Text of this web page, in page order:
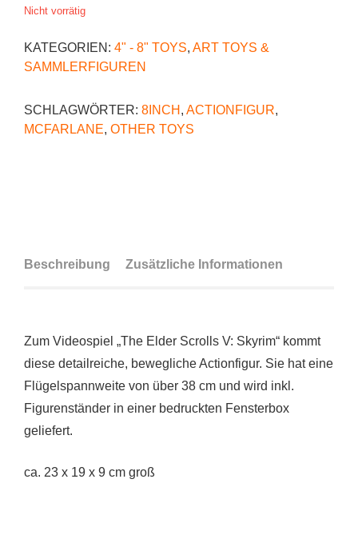
Nicht vorrätig
KATEGORIEN: 4" - 8" TOYS, ART TOYS &
SAMMLERFIGUREN
SCHLAGWÖRTER: 8INCH , ACTIONFIGUR,
MCFARLANE, OTHER TOYS
Beschreibung Zusätzliche Informationen
Zum Videospiel „The Elder Scrolls V: Skyrim“ kommt
diese detailreiche, bewegliche Actionfigur. Sie hat eine
Flügelspannweite von über 38 cm und wird inkl.
Figurenständer in einer bedruckten Fensterbox
geliefert.
ca. 23 x 19 x 9 cm groß